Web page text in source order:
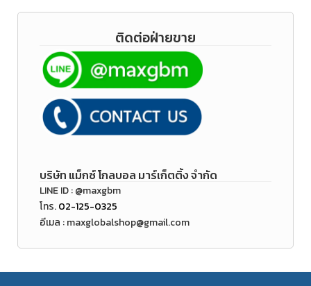
ติดต่อฝ่ายขาย
บริษัท แม็กซ์ โกลบอล มาร์เก็ตติ้ง จำกัด
LINE ID : @maxgbm
โทร.02-125-0325
อีเมล : maxglobalshop@gmail.com